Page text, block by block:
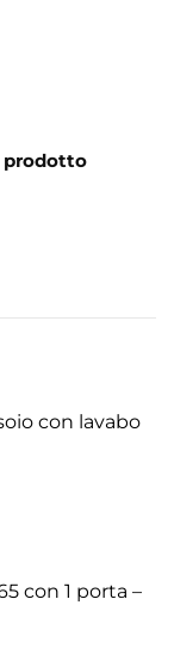
prodotto
con lavabo
con 1 porta –